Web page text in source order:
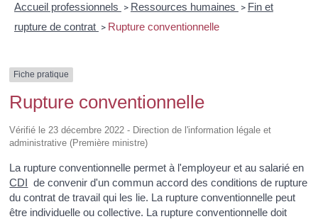
Accueil professionnels > Ressources humaines > Fin et
rupture de contrat > Rupture conventionnelle
Fiche pratique
Rupture conventionnelle
Vérifié le 23 décembre 2022 - Direction de l'information légale et
administrative (Première ministre)
La rupture conventionnelle permet à l'employeur et au salarié en
CDI de convenir d'un commun accord des conditions de rupture
du contrat de travail qui les lie. La rupture conventionnelle peut
être individuelle ou collective. La rupture conventionnelle doit